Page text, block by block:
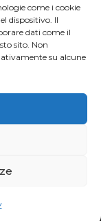
come i cookie
dispositivo. Il
dati come il
sito. Non
su alcune
– P. IVA: IT
52 della L. 234/2012
ai contributi
modificata